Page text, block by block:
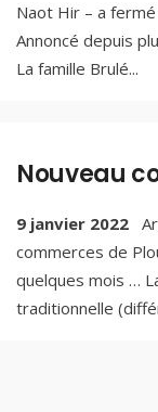
Naot Hir – a
Annoncé depuis
La famille Brulé...
Nouveau
9 janvier 2022
commerces de
quelques mois …
traditionnelle